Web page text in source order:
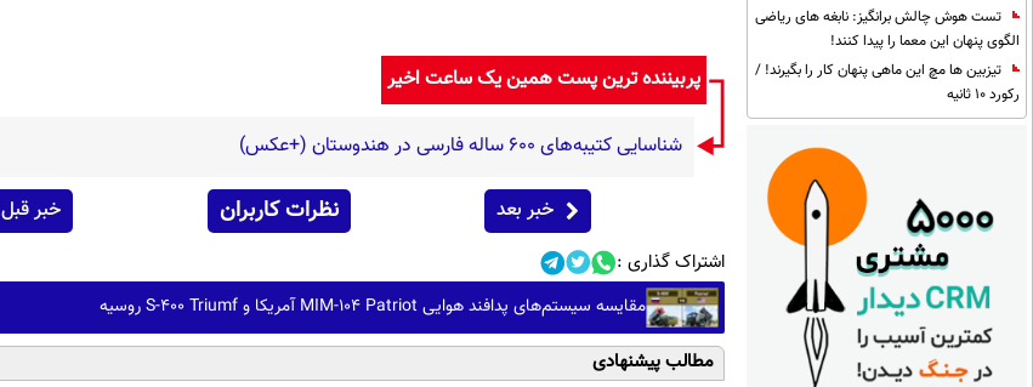
تست هوش چالش برانگیز: نابغه های ریاضی
الگوی پنهان این معما را پیدا کنند!
تیزبین ها مچ این ماهی پنهان کار را بگیرند! /
رکورد 10 ثانیه
پربیننده ترین پست همین یک ساعت اخیر
شناسایی کتیبه‌های ۶۰۰ ساله فارسی در هندوستان (+عکس)
خبر بعد نظرات کاربران خبر قبل
اشتراک گذاری :
مقایسه سیستم‌های پدافند هوایی MIM-104 Patriot آمریکا و S-400 Triumf روسیه
مطالب پیشنهادی